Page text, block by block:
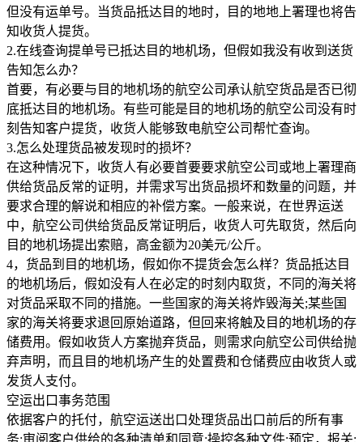
但没有运单号。当货品抵达目的地时，目的地地上署理也将告
知收货人提货。
2.在线查询提单号已抵达目的地机场，但假如我没有收到送货
告知怎么办？
首要，有必要与目的地机场的航空公司承认航空货品是否已彻
底抵达目的地机场。有些可能是目的地机场的航空公司没有时
刻告知客户提货，收货人能够致电航空公司帮忙查询。
3.怎么处理货品被发现时的损坏？
在这种情况下，收货人有必要首要要求航空公司或地上署理商
供给货品反常的证明，并需求写出货品损坏和数量的问题，并
要求合理的解说和相应的补偿方案。一般来说，在世界运送
中，航空公司供给货品反常证明后，收货人可先取货，然后向
目的地机场提出索赔，高金额为20美元/公斤。
4，货品到目的地机场，假如你不提货会怎么样？货品抵达目
的地机场后，假如没有人在必定的时刻内取货，不同的海关将
对货品采取不同的措施。一些国家的海关将炸毁海关;某些国
家的海关将要求退回原始道路，但回来将触及目的地机场的存
储费用。假如收货人方案抛弃货品，则需求向航空公司供给抛
弃声明，而且目的地机场产生的处置费和仓储费应由收货人或
发货人支付。
空运出口事务范围
依据客户的托付，航空运送出口处理货品出口前后的所有事
务;审阅客户供给的各种清单和同意;操控各种文件;预定，报关;